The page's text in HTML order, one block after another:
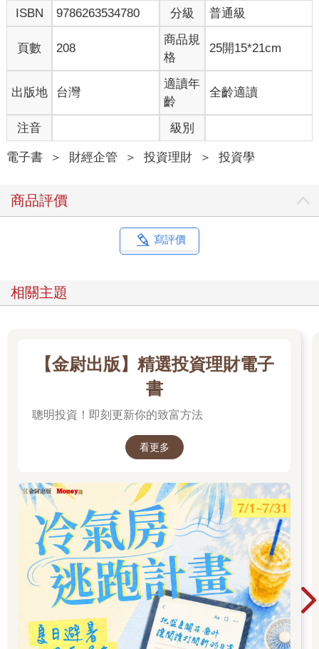
ISBN
9786263534780 分級 普通級
頁數 208
商品規
格
25開15*21cm
出版地 台灣
適讀年
齡
全齡適讀
注音 級別
電子書 ＞ 財經企管 ＞ 投資理財 ＞ 投資學
商品評價
寫評價
相關主題
【金尉出版】精選投資理財電子
書
聰明投資！即刻更新你的致富方法
看更多